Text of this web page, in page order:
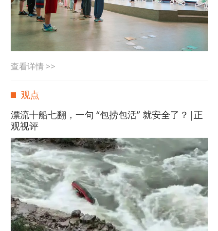
查看详情 >>
观点
漂流十船七翻，一句 “包捞包活” 就安全了？|正
观视评